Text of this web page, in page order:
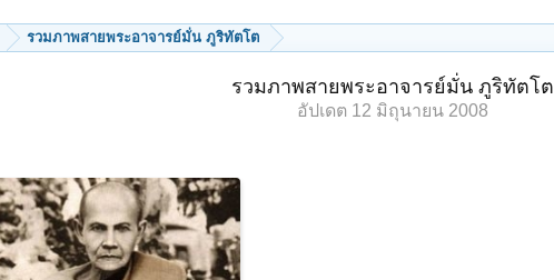
รวมภาพสายพระอาจารย์มั่น ภูริทัตโต
รวมภาพสายพระอาจารย์มั่น ภูริทัตโต
อัปเดต 12 มิถุนายน 2008